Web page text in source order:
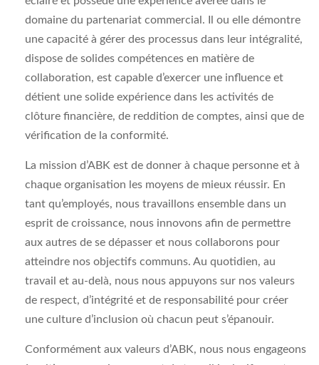
domaine du partenariat commercial. Il ou elle démontre
une capacité à gérer des processus dans leur intégralité,
dispose de solides compétences en matière de
collaboration, est capable d’exercer une influence et
détient une solide expérience dans les activités de
clôture financière, de reddition de comptes, ainsi que de
vérification de la conformité.
La mission d’ABK est de donner à chaque personne et à
chaque organisation les moyens de mieux réussir. En
tant qu’employés, nous travaillons ensemble dans un
esprit de croissance, nous innovons afin de permettre
aux autres de se dépasser et nous collaborons pour
atteindre nos objectifs communs. Au quotidien, au
travail et au-delà, nous nous appuyons sur nos valeurs
de respect, d’intégrité et de responsabilité pour créer
une culture d’inclusion où chacun peut s’épanouir.
Conformément aux valeurs d’ABK, nous nous engageons